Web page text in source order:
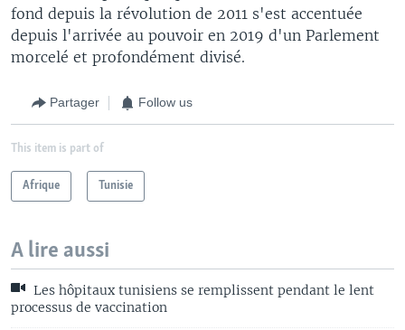
fond depuis la révolution de 2011 s'est accentuée
depuis l'arrivée au pouvoir en 2019 d'un Parlement
morcelé et profondément divisé.
Partager Follow us
This item is part of
Afrique Tunisie
A lire aussi
Les hôpitaux tunisiens se remplissent pendant le lent
processus de vaccination